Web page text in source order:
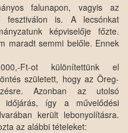
falunapon, vagyis az
fesztiválon is. A lecsónkat
képviselője főzte.
maradt semmi belőle. Ennek
Ft-ot különítettünk el
született, hogy az Öreg-
Azonban az utolsó
időjárás, így a művelődési
került lebonyolításra.
az alábbi tételeket: